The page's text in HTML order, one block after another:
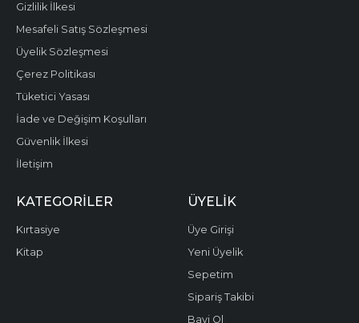
Gizlilik İlkesi
Mesafeli Satış Sözleşmesi
Üyelik Sözleşmesi
Çerez Politikası
Tüketici Yasası
İade ve Değişim Koşulları
Güvenlik İlkesi
İletişim
KATEGORILER
Kırtasiye
Kitap
ÜYELIK
Üye Girişi
Yeni Üyelik
Sepetim
Sipariş Takibi
Bayi Ol